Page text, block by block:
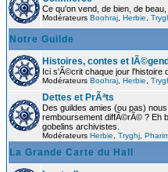
Ce qu'on vend, de bien, de
Modérateurs Boohraj Herbie
Notre Guilde
Histoires, contes et
Ici s'Ã©crit chaque jour l'histoire
Modérateurs Boohraj Herbie
Dettes et PrÃªts
Des guildes amies (ou pas)
remboursement diffÃ©rÃ© ? Eh
gobelins archivistes.
Modérateurs Herbie Tryghj
La Grande Carte du Hall